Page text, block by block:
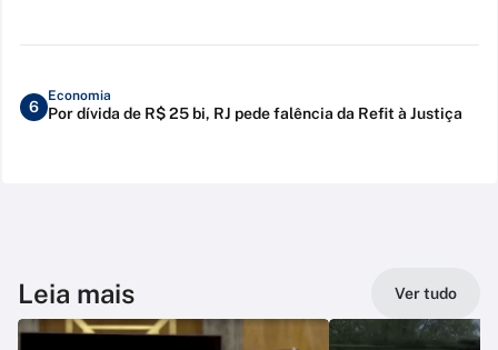
6
Economia
Por dívida de R$ 25 bi, RJ pede falência da Refit à Justiça
Leia mais Ver tudo